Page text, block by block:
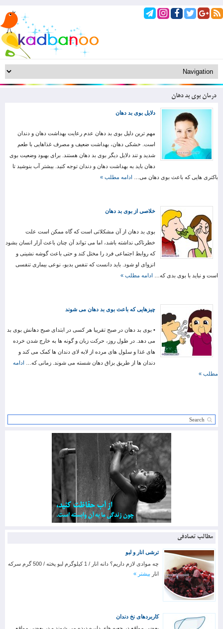
درمان بوی بد دهان
دلایل بوی بد دهان
مهم ترین دلیل بوی بد دهان عدم رعایت بهداشت دهان و دندان
است. خشکی دهان، بهداشت ضعیف و مصرف غذاهایی با طعم
شدید و تند دلایل دیگر بوی بد دهان هستند. برای بهبود وضعیت بوی
دهان باید به بهداشت دهان و دندان توجه کنید. بیشتر آب بنوشید تا
باکتری هایی که باعث بوی دهان می… ادامه مطلب »
خلاصی از بوی بد دهان
بوی بد دهان از آن مشکلاتی است که گاه ممکن است علت
خطرناکی نداشته باشد، اما می تواند آن چنان باعث آزار انسان بشود
که روابط اجتماعی فرد را مختل کند و حتی باعث گوشه نشینی و
انزوای او شود. باید دانست که تنفس بدبو، نوعی بیماری تنفسی
است و نباید با بوی بدی که… ادامه مطلب »
چیزهایی که باعث بوی بد دهان می شوند
• بوی بد دهان در صبح تقریبا هر کسی در ابتدای صبح دهانش بوی بد
می دهد. در طول روز، حرکت زبان و گونه ها به خارج شدن خرده
های غذا و سلول های مرده از لابه لای دندان ها کمک می کند و
دندان ها از طریق بزاق دهان شسته می شوند. زمانی که… ادامه
مطلب »
مطالب تصادفی
ترشی انار و لبو
چه موادی لازم داریم؟ دانه انار / 1 کیلوگرم لبو پخته / 500 گرم سرکه
انار بیشتر »
کاربردهای نخ دندان